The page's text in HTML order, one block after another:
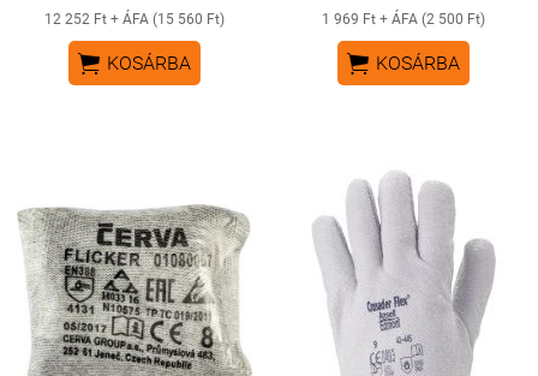
12 252 Ft + ÁFA (15 560 Ft)
 KOSÁRBA
1 969 Ft + ÁFA (2 500 Ft)
 KOSÁRBA